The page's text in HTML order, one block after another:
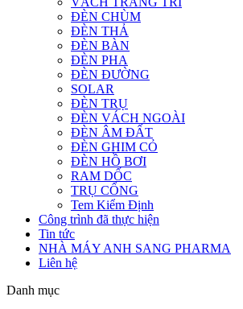
ĐÈN CHÙM
ĐÈN THẢ
ĐÈN BÀN
ĐÈN PHA
ĐÈN ĐƯỜNG
SOLAR
ĐÈN TRỤ
ĐÈN VÁCH NGOÀI
ĐÈN ÂM ĐẤT
ĐÈN GHIM CỎ
ĐÈN HỒ BƠI
RAM DỐC
TRỤ CỔNG
Tem Kiểm Định
Công trình đã thực hiện
Tin tức
NHÀ MÁY ANH SANG PHARMA
Liên hệ
Danh mục